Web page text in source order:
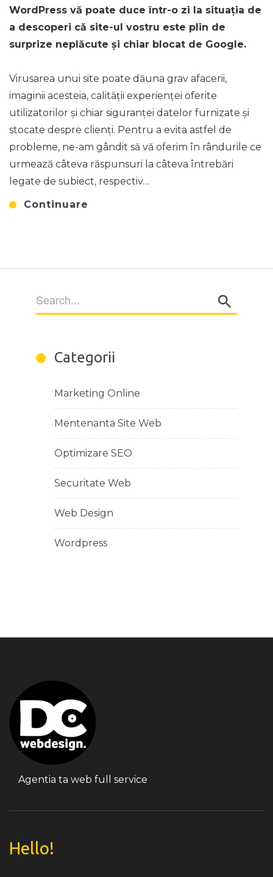
Categorii
Marketing Online
Mentenanta Site Web
Optimizare SEO
Securitate Web
Web Design
Wordpress
WordPress vă poate duce într-o zi la situația de
a descoperi că site-ul vostru este plin de
surprize neplăcute și chiar blocat de Google.
Virusarea unui site poate dăuna grav afacerii,
imaginii acesteia, calității experienței oferite
utilizatorilor și chiar siguranței datelor furnizate și
stocate despre clienți. Pentru a evita astfel de
probleme, ne-am gândit să vă oferim în rândurile ce
urmează câteva răspunsuri la câteva întrebări
legate de subiect, respectiv…
Continuare
Agentia ta web full service
Hello!